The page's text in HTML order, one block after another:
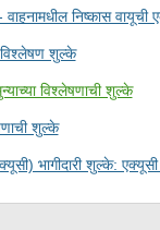
वाहनामधील निष्कास
विश्लेषण शुल्के
विश्लेषणाची शुल्के
शुल्के
भागीदारी शुल्के: एक्यूसी